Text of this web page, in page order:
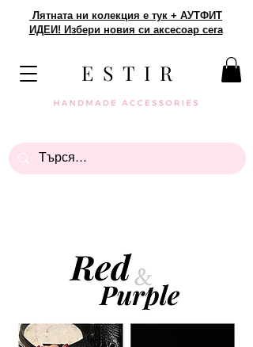
Лятната ни колекция е тук + АУТФИТ
ИДЕИ! Избери новия си аксесоар сега
E S T I R